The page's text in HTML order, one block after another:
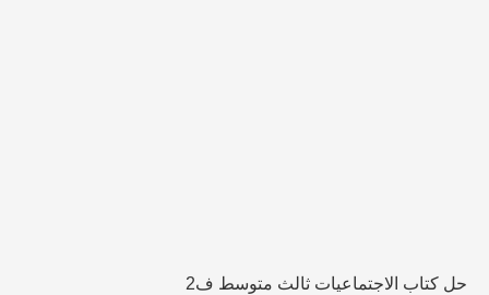
حل كتاب الاجتماعيات ثالث متوسط ف2